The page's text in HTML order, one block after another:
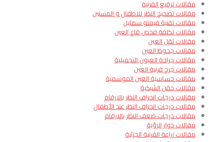
مقالات ترقيع القرنية
مقالات تصحيح النظر للاطفال و المسنين
مقالات تقنية فيمتو سمايل
مقالات تكلفة فحص قاع العين
مقالات ثقل العين
مقالات جحوظ العين
مقالات جراحة العيون التجميلية
مقالات جرح قرنية العين
مقالات حساسية العين الموسمية
مقالات حقن الشبكية
مقالات درجات انحراف النظر بالارقام
مقالات درجات انحراف النظر عند الأطفال
مقالات درجات ضعف النظر بالارقام
مقالات دوار الرؤية
مقالات زراعة القرنية الجزئية